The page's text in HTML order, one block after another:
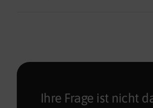
Ihre Frage ist nicht